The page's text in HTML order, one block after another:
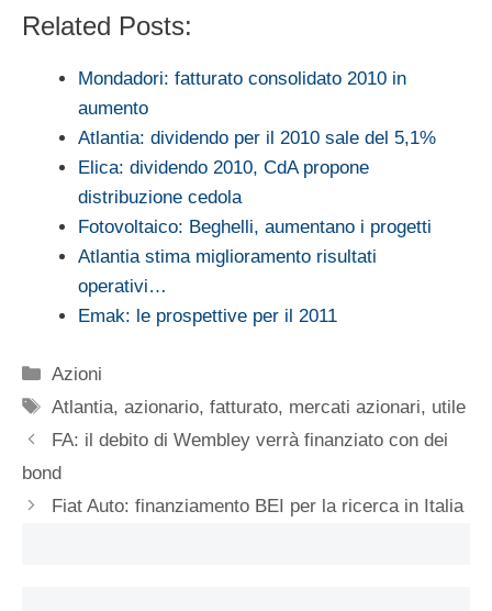
Related Posts:
Mondadori: fatturato consolidato 2010 in
aumento
Atlantia: dividendo per il 2010 sale del 5,1%
Elica: dividendo 2010, CdA propone
distribuzione cedola
Fotovoltaico: Beghelli, aumentano i progetti
Atlantia stima miglioramento risultati
operativi…
Emak: le prospettive per il 2011
Categorie
Azioni
Tag
Atlantia,azionario,fatturato, mercati azionari, utile
FA: il debito di Wembley verrà finanziato con dei
bond
Fiat Auto: finanziamento BEI per la ricerca in Italia